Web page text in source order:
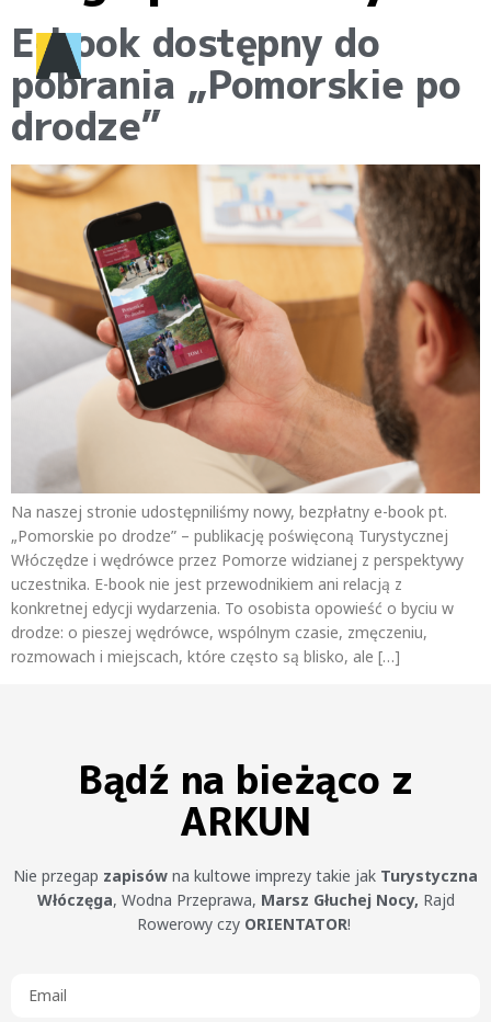
E-book dostępny do
pobrania „Pomorskie po
drodze”
Na naszej stronie udostępniliśmy nowy, bezpłatny e-book pt.
„Pomorskie po drodze” – publikację poświęconą Turystycznej
Włóczędze i wędrówce przez Pomorze widzianej z perspektywy
uczestnika. E-book nie jest przewodnikiem ani relacją z
konkretnej edycji wydarzenia. To osobista opowieść o byciu w
drodze: o pieszej wędrówce, wspólnym czasie, zmęczeniu,
rozmowach i miejscach, które często są blisko, ale […]
Bądź na bieżąco z
ARKUN
Nie przegap zapisów na kultowe imprezy takie jak Turystyczna
Włóczęga, Wodna Przeprawa, Marsz Głuchej Nocy, Rajd
Rowerowy czy ORIENTATOR!